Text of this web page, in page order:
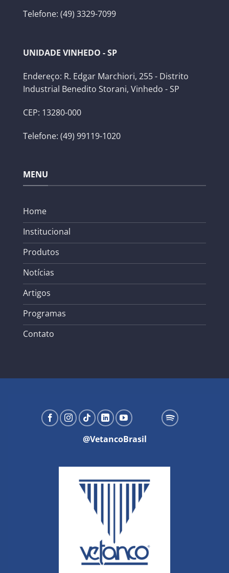
Telefone: (49) 3329-7099
UNIDADE VINHEDO - SP
Endereço: R. Edgar Marchiori, 255 - Distrito
Industrial Benedito Storani, Vinhedo - SP
CEP: 13280-000
Telefone: (49) 99119-1020
MENU
Home
Institucional
Produtos
Notícias
Artigos
Programas
Contato
@VetancoBrasil